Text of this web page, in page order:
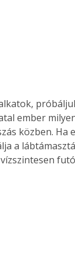
ember
közben. Ha
a